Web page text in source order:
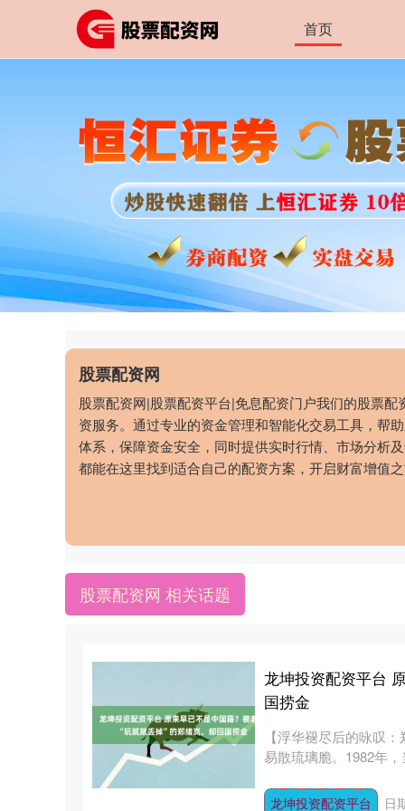
首页
股票配资网
股票配资网|股票配资平台|免息配资门户我们的股票
资服务。通过专业的资金管理和智能化交易工具，帮
体系，保障资金安全，同时提供实时行情、市场分析
都能在这里找到适合自己的配资方案，开启财富增值
股票配资网 相关话题
龙坤投资配资平台
国捞金
【浮华褪尽后的咏叹
易散琉璃脆。1982年
龙坤投资配资平台 日